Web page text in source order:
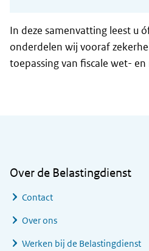
In deze samenvatting leest u
onderdelen wij vooraf
toepassing van fiscale wet- en
Over de Belastingdienst
Contact
Over ons
Werken bij de Belastingdienst